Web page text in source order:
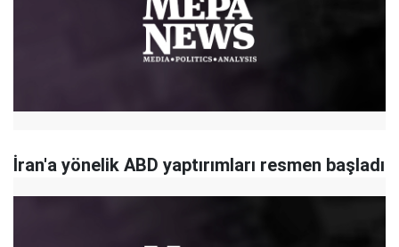
İran'a yönelik ABD yaptırımları resmen başladı